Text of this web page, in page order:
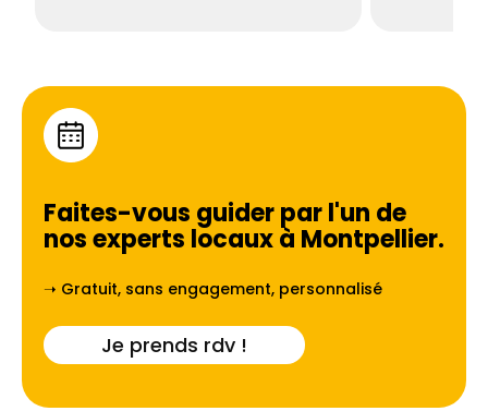
Faites-vous guider par l'un de
nos experts locaux à Montpellier.
➝ Gratuit, sans engagement, personnalisé
Je prends rdv !